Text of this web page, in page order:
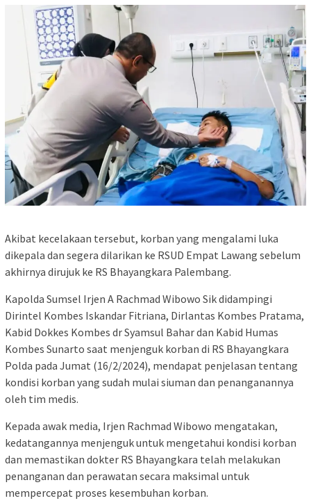
Akibat kecelakaan tersebut, korban yang mengalami luka
dikepala dan segera dilarikan ke RSUD Empat Lawang sebelum
akhirnya dirujuk ke RS Bhayangkara Palembang.
Kapolda Sumsel Irjen A Rachmad Wibowo Sik didampingi
Dirintel Kombes Iskandar Fitriana, Dirlantas Kombes Pratama,
Kabid Dokkes Kombes dr Syamsul Bahar dan Kabid Humas
Kombes Sunarto saat menjenguk korban di RS Bhayangkara
Polda pada Jumat (16/2/2024), mendapat penjelasan tentang
kondisi korban yang sudah mulai siuman dan penanganannya
oleh tim medis.
Kepada awak media, Irjen Rachmad Wibowo mengatakan,
kedatangannya menjenguk untuk mengetahui kondisi korban
dan memastikan dokter RS Bhayangkara telah melakukan
penanganan dan perawatan secara maksimal untuk
mempercepat proses kesembuhan korban.